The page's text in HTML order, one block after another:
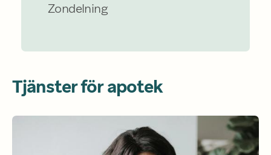
Tjänster för apotek
Zondelning